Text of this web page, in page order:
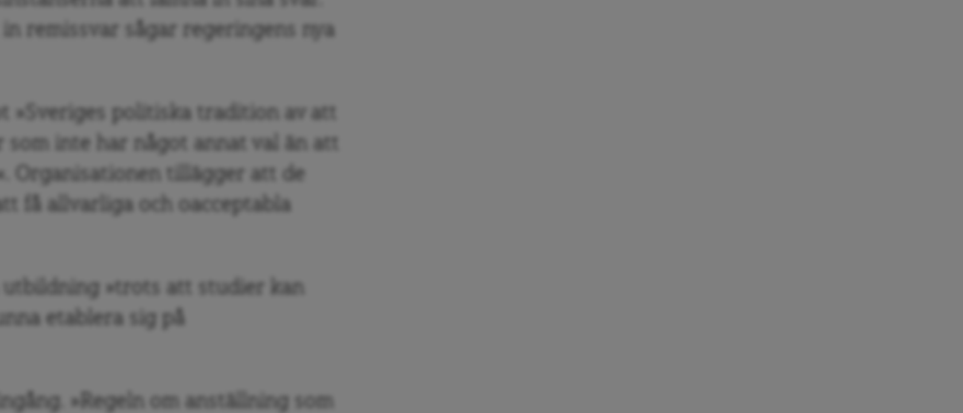
remissvar sågar regeringens nya
»Sveriges politiska tradition av att
inte har något annat val än att
Organisationen tillägger att de
få allvarliga och oacceptabla
»trots att studier kan
etablera sig på
»Regeln om anställning som